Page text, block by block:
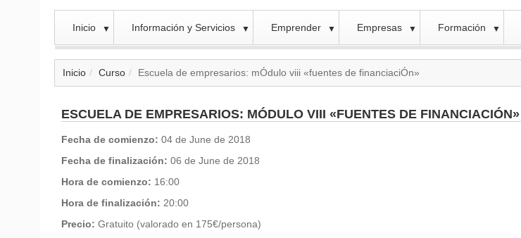
Inicio ▼ Información y Servicios ▼ Emprender ▼ Empresas ▼ Formación ▼
Inicio Curso Escuela de empresarios: mÓdulo viii «fuentes de financiaciÓn»
ESCUELA DE EMPRESARIOS: MÓDULO VIII «FUENTES DE FINANCIACIÓN»
Fecha de comienzo: 04 de June de 2018
Fecha de finalización: 06 de June de 2018
Hora de comienzo: 16:00
Hora de finalización: 20:00
Precio: Gratuito (valorado en 175€/persona)